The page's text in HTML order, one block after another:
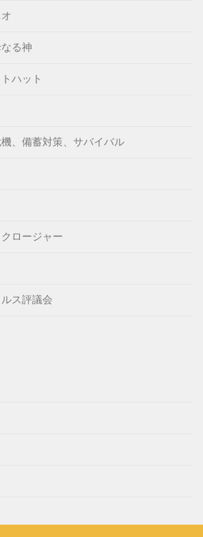
る神
ハット
、備蓄対策、サバイバル
ロージャー
ス評議会